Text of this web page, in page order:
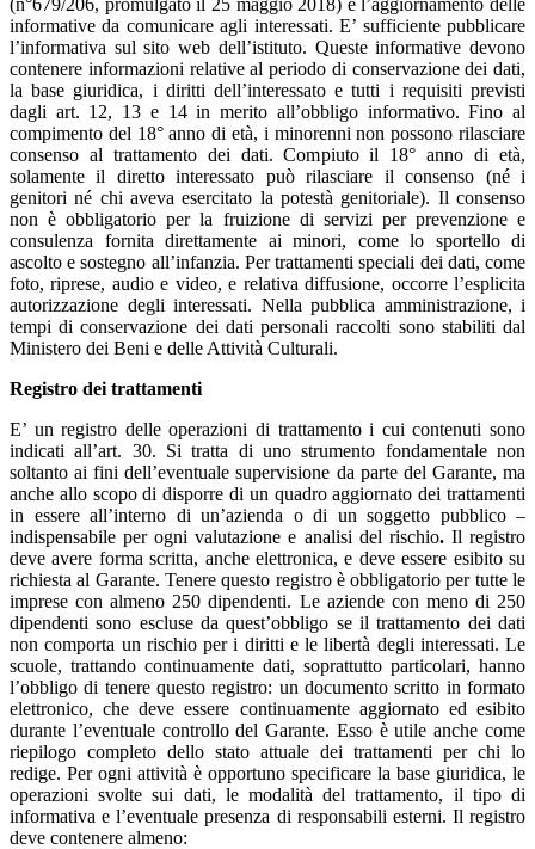
(n°679/206, promulgato il 25 maggio 2018) è l’aggiornamento delle
informative da comunicare agli interessati. E’ sufficiente pubblicare
l’informativa sul sito web dell’istituto. Queste informative devono
contenere informazioni relative al periodo di conservazione dei dati,
la base giuridica, i diritti dell’interessato e tutti i requisiti previsti
dagli art. 12, 13 e 14 in merito all’obbligo informativo. Fino al
compimento del 18° anno di età, i minorenni non possono rilasciare
consenso al trattamento dei dati. Compiuto il 18° anno di età,
solamente il diretto interessato può rilasciare il consenso (né i
genitori né chi aveva esercitato la potestà genitoriale). Il consenso
non è obbligatorio per la fruizione di servizi per prevenzione e
consulenza fornita direttamente ai minori, come lo sportello di
ascolto e sostegno all’infanzia. Per trattamenti speciali dei dati, come
foto, riprese, audio e video, e relativa diffusione, occorre l’esplicita
autorizzazione degli interessati. Nella pubblica amministrazione, i
tempi di conservazione dei dati personali raccolti sono stabiliti dal
Ministero dei Beni e delle Attività Culturali.
Registro dei trattamenti
E’ un registro delle operazioni di trattamento i cui contenuti sono
indicati all’art. 30. Si tratta di uno strumento fondamentale non
soltanto ai fini dell’eventuale supervisione da parte del Garante, ma
anche allo scopo di disporre di un quadro aggiornato dei trattamenti
in essere all’interno di un’azienda o di un soggetto pubblico –
indispensabile per ogni valutazione e analisi del rischio. Il registro
deve avere forma scritta, anche elettronica, e deve essere esibito su
richiesta al Garante. Tenere questo registro è obbligatorio per tutte le
imprese con almeno 250 dipendenti. Le aziende con meno di 250
dipendenti sono escluse da quest’obbligo se il trattamento dei dati
non comporta un rischio per i diritti e le libertà degli interessati. Le
scuole, trattando continuamente dati, soprattutto particolari, hanno
l’obbligo di tenere questo registro: un documento scritto in formato
elettronico, che deve essere continuamente aggiornato ed esibito
durante l’eventuale controllo del Garante. Esso è utile anche come
riepilogo completo dello stato attuale dei trattamenti per chi lo
redige. Per ogni attività è opportuno specificare la base giuridica, le
operazioni svolte sui dati, le modalità del trattamento, il tipo di
informativa e l’eventuale presenza di responsabili esterni. Il registro
deve contenere almeno: